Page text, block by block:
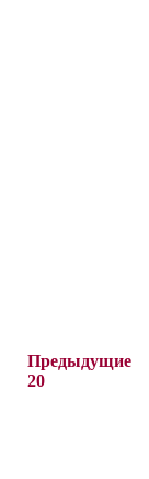
Предыдущие
20